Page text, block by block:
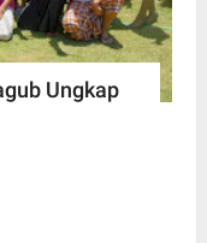
Ungkap